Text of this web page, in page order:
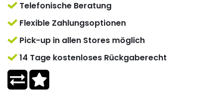
Telefonische Beratung
Flexible Zahlungsoptionen
Pick-up in allen Stores möglich
14 Tage kostenloses Rückgaberecht